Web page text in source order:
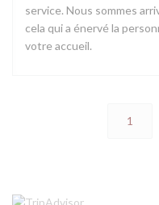
service. Nous sommes
cela qui a énervé la
votre accueil.
1